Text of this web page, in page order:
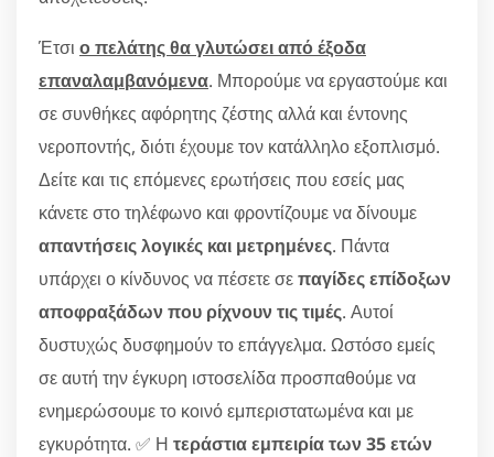
Έτσι ο πελάτης θα γλυτώσει από έξοδα
επαναλαμβανόμενα. Μπορούμε να εργαστούμε και
σε συνθήκες αφόρητης ζέστης αλλά και έντονης
νεροποντής, διότι έχουμε τον κατάλληλο εξοπλισμό.
Δείτε και τις επόμενες ερωτήσεις που εσείς μας
κάνετε στο τηλέφωνο και φροντίζουμε να δίνουμε
απαντήσεις λογικές και μετρημένες. Πάντα
υπάρχει ο κίνδυνος να πέσετε σεπαγίδες επίδοξων
αποφραξάδων που ρίχνουν τις τιμές. Αυτοί
δυστυχώς δυσφημούν το επάγγελμα. Ωστόσο εμείς
σε αυτή την έγκυρη ιστοσελίδα προσπαθούμε να
ενημερώσουμε το κοινό εμπεριστατωμένα και με
εγκυρότητα. ✅ Η τεράστια εμπειρία των 35 ετών